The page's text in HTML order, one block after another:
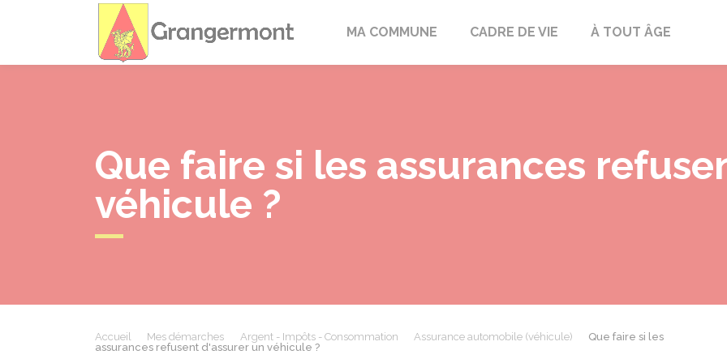
Grangermont
MA COMMUNE CADRE DE VIE À TOUT ÂGE
Que faire si les assurances
véhicule ?
Accueil Mes démarches Argent - Impôts - Consommation Assurance automobile (véhicule)
Que faire si les
assurances refusent d'assurer un véhicule ?